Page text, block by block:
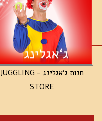
חנות ג'אגלינג - JUGGLING
STORE